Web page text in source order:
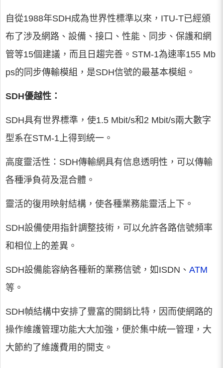
自從1988年SDH成為世界性標準以來，ITU-T已經頒
布了涉及網路、設備、接口、性能、同步、保護和網
管等15個建議，而且日趨完善。STM-1為速率155 Mb
ps的同步傳輸模組，是SDH信號的最基本模組。
SDH優越性：
SDH具有世界標準，使1.5 Mbit/s和2 Mbit/s兩大數字
型系在STM-1上得到統一。
高度靈活性：SDH傳輸網具有信息透明性，可以傳輸
各種淨負荷及混合體。
靈活的復用映射結構，使各種業務能靈活上下。
SDH設備使用指針調整技術，可以允許各路信號頻率
和相位上的差異。
SDH設備能容納各種新的業務信號，如ISDN、 ATM
等。
SDH幀結構中安排了豐富的開銷比特，因而使網路的
操作維護管理功能大大加強，便於集中統一管理，大
大節約了維護費用的開支。